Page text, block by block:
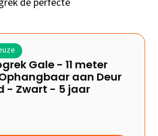
Gale - 11 meter
aan Deur
- Zwart - 5 jaar